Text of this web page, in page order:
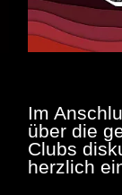
Im
über die
Clubs
herzlich